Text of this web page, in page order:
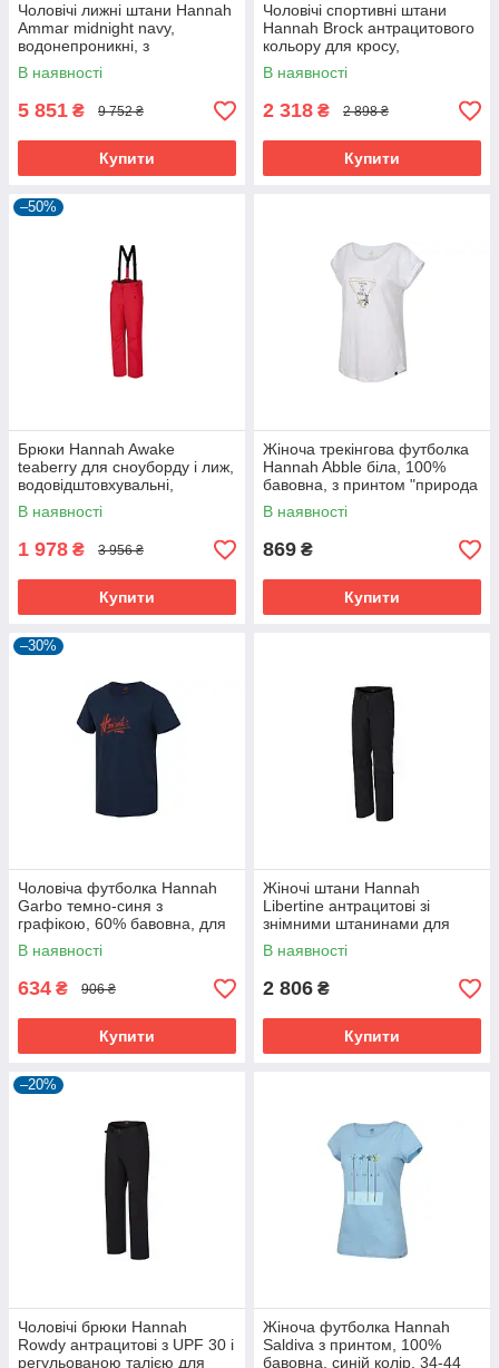
Чоловічі лижні штани Hannah
Ammar midnight navy,
водонепроникні, з
еластичним поясом.
В наявності
5 851 ₴ 9 752 ₴
Купити
Чоловічі спортивні штани
Hannah Brock антрацитового
кольору для кросу,
вітрозахисні та дихаючі, L
В наявності
2 318 ₴ 2 898 ₴
Купити
–50%
Брюки Hannah Awake
teaberry для сноуборду і лиж,
водовідштовхувальні,
утеплені
В наявності
1 978 ₴ 3 956 ₴
Купити
Жіноча трекінгова футболка
Hannah Abble біла, 100%
бавовна, з принтом "природа
в моїй душі".
В наявності
869 ₴
Купити
–30%
Чоловіча футболка Hannah
Garbo темно-синя з
графікою, 60% бавовна, для
активного відпочинку
В наявності
634 ₴ 906 ₴
Купити
Жіночі штани Hannah
Libertine антрацитові зі
знімними штанинами для
трекінгу та подорожей
В наявності
2 806 ₴
Купити
–20%
Чоловічі брюки Hannah
Rowdy антрацитові з UPF 30 і
регульованою талією для
Жіноча футболка Hannah
Saldiva з принтом, 100%
бавовна, синій колір, 34-44